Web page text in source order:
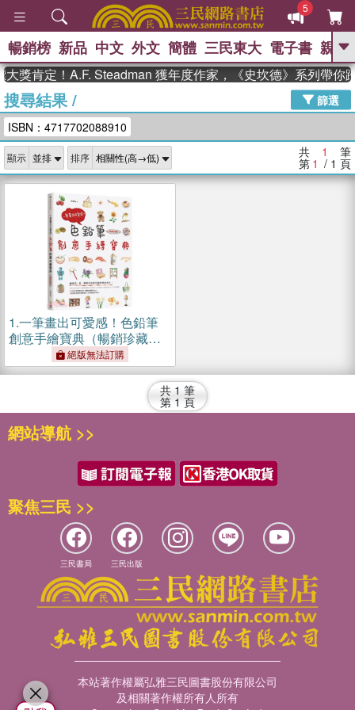
5
GO
The Odyssey 、
父親節 、 如果歷史是一群喵 、 暑期
念華 、 台灣的李登輝時代 、 數學女
孩：黎曼猜想
偉大的迷走神經
暢銷榜 新品 中文 外文 簡體 三民東大 電子書 親子
獎肯定！A.F. Steadman 獲年度作家，《史坎德》系列帶你
搜尋結果/
篩選
ISBN：4717702088910
顯示 排序 共 1 筆
第 1 / 1 頁
1.一筆畫出可愛感！色鉛筆
創意手繪寶典（暢銷珍藏
絕版無法訂購
共 1 筆
第 1 頁
網站導航 >>
聚焦三民 >>
三民書局 三民出版
本站著作權屬弘雅三民圖書股份有限公司
及相關著作權所有人所有